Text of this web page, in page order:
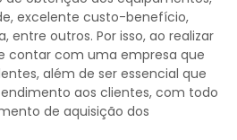
excelente custo-benefício,
entre outros. Por isso, ao realizar
contar com uma empresa que
além de ser essencial que
aos clientes, com todo
de aquisição dos